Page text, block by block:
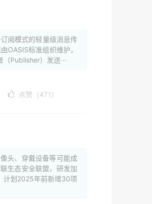
阅模式的轻量级消息传
OASIS标准组织维护，
Publisher）发送···
点赞（471）
头、穿戴设备等可能成
生态安全联盟，研发加
计划2025年前新增30项